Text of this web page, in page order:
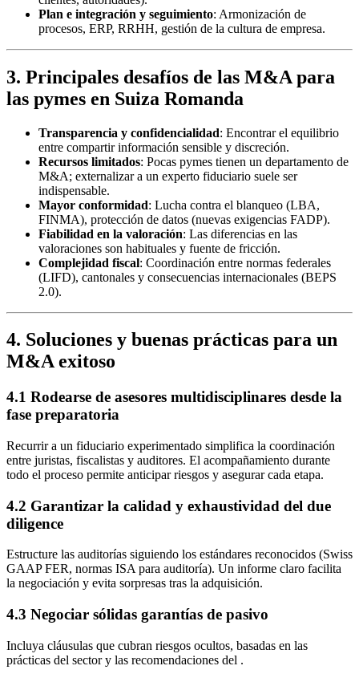
Plan e integración y seguimiento: Armonización de
procesos, ERP, RRHH, gestión de la cultura de empresa.
3. Principales desafíos de las M&A para
las pymes en Suiza Romanda
Transparencia y confidencialidad: Encontrar el equilibrio
entre compartir información sensible y discreción.
Recursos limitados: Pocas pymes tienen un departamento de
M&A; externalizar a un experto fiduciario suele ser
indispensable.
Mayor conformidad: Lucha contra el blanqueo (LBA,
FINMA), protección de datos (nuevas exigencias FADP).
Fiabilidad en la valoración: Las diferencias en las
valoraciones son habituales y fuente de fricción.
Complejidad fiscal: Coordinación entre normas federales
(LIFD), cantonales y consecuencias internacionales (BEPS
2.0).
4. Soluciones y buenas prácticas para un
M&A exitoso
4.1 Rodearse de asesores multidisciplinares desde la
fase preparatoria
Recurrir a un fiduciario experimentado simplifica la coordinación
entre juristas, fiscalistas y auditores. El acompañamiento durante
todo el proceso permite anticipar riesgos y asegurar cada etapa.
4.2 Garantizar la calidad y exhaustividad del due
diligence
Estructure las auditorías siguiendo los estándares reconocidos (Swiss
GAAP FER, normas ISA para auditoría). Un informe claro facilita
la negociación y evita sorpresas tras la adquisición.
4.3 Negociar sólidas garantías de pasivo
Incluya cláusulas que cubran riesgos ocultos, basadas en las
prácticas del sector y las recomendaciones del .